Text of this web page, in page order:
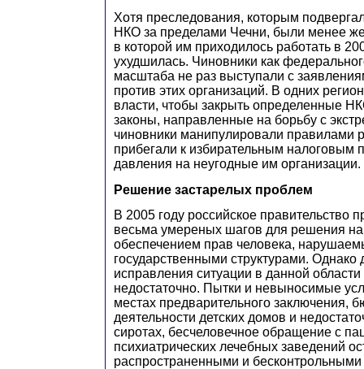
Хотя преследования, которым
НКО за пределами Чечни, были менее
в которой им приходилось работать в
ухудшилась. Чиновники как
масштаба не раз выступали с
против этих организаций. В одних
власти, чтобы закрыть определенные
законы, направленные на борьбу с
чиновники манипулировали правилами
прибегали к избирательным налоговым
давления на неугодные им организации.
Решение застарелых проблем
В 2005 году российское правительство
весьма умереных шагов для решения
обеспечением прав человека,
государственными структурами. Однако
исправления ситуации в данной
недостаточно. Пытки и невыносимые
местах предварительного заключения,
деятельности детских домов и
сиротах, бесчеловечное обращение с
психиатрических лечебных заведений
распространенными и бесконтрольными